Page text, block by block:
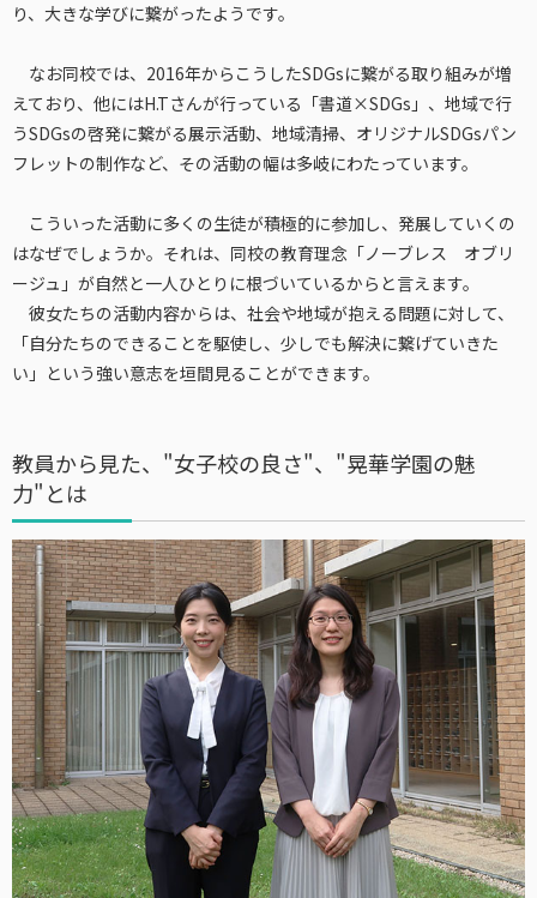
り、大きな学びに繋がったようです。
なお同校では、2016年からこうしたSDGsに繋がる取り組みが増
えており、他にはH.Tさんが行っている「書道×SDGs」、地域で行
うSDGsの啓発に繋がる展示活動、地域清掃、オリジナルSDGsパン
フレットの制作など、その活動の幅は多岐にわたっています。
こういった活動に多くの生徒が積極的に参加し、発展していくの
はなぜでしょうか。それは、同校の教育理念「ノーブレス オブリ
ージュ」が自然と一人ひとりに根づいているからと言えます。
彼女たちの活動内容からは、社会や地域が抱える問題に対して、
「自分たちのできることを駆使し、少しでも解決に繋げていきた
い」という強い意志を垣間見ることができます。
教員から見た、"女子校の良さ"、"晃華学園の魅
力"とは